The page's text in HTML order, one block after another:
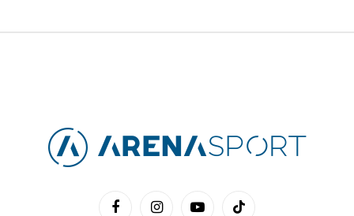
FacebookInstagramYouTubeTikTok